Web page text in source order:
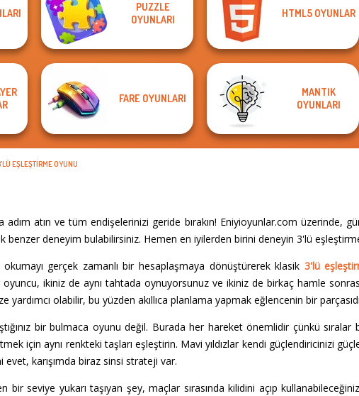
Fairy
State Connect Pixel Christmas
Family Tree
Puzzle
Survival 456 But
PUZZLE
OYUNLARI
HTML5 OYUNLAR
FARE OYUNLARI
MANTIK
OYUNLARI
EŞLEŞTIRME OYUNU
adım atın ve tüm endişelerinizi geride bırakın! Eniyioyunlar.com üzerinde,
benzer deneyim bulabilirsiniz. Hemen en iyilerden birini deneyin 3'lü
gerçek zamanlı bir hesaplaşmaya dönüştürerek klasik 3'lü
ikiniz de aynı tahtada oynuyorsunuz ve ikiniz de birkaç hamle
yardımcı olabilir, bu yüzden akıllıca planlama yapmak eğlencenin bir
bir bulmaca oyunu değil. Burada her hareket önemlidir çünkü sıralar
için aynı renkteki taşları eşleştirin. Mavi yıldızlar kendi güçlendiricinizi
evet, karışımda biraz sinsi strateji var.
bir seviye yukarı taşıyan şey, maçlar sırasında kilidini açıp